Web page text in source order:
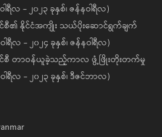
ရီလ - ၂၀၂၃ ခုနှစ်၊ ဇန်နဝါရီလ)
စီ၏ နိုင်ငံအကျိုး သယ်ပိုးဆောင်ရွက်ချက်
ရီလ - ၂၀၂၄ ခုနှစ်၊ ဇန်နဝါရီလ)
င်စီ တာဝန်ယူခဲ့သည့်ကာလ ဖွံ့ဖြိုးတိုးတက်မှု
ါရီလ - ၂၀၂၃ ခုနှစ်၊ ဒီဇင်ဘာလ)